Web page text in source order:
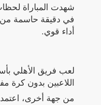
شهدت المباراة
في دقيقة حاسمة من
أداء قوي.
لعب فريق الأهلي
اللاعبين بدون كرة
من جهة أخرى،